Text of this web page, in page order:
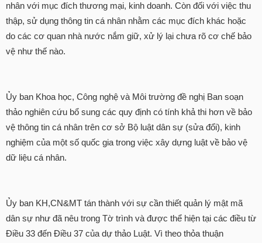
nhân với mục đích thương mại, kinh doanh. Còn đối với việc thu
thập, sử dụng thông tin cá nhân nhằm các mục đích khác hoặc
do các cơ quan nhà nước nắm giữ, xử lý lại chưa rõ cơ chế bảo
vệ như thế nào.
Ủy ban Khoa học, Công nghệ và Môi trường đề nghị Ban soạn
thảo nghiên cứu bổ sung các quy định có tính khả thi hơn về bảo
vệ thông tin cá nhân trên cơ sở Bộ luật dân sự (sửa đổi), kinh
nghiệm của một số quốc gia trong việc xây dựng luật về bảo vệ
dữ liệu cá nhân.
Ủy ban KH,CN&MT tán thành với sự cần thiết quản lý mật mã
dân sự như đã nêu trong Tờ trình và được thể hiện tại các điều từ
Điều 33 đến Điều 37 của dự thảo Luật. Vì theo thỏa thuận